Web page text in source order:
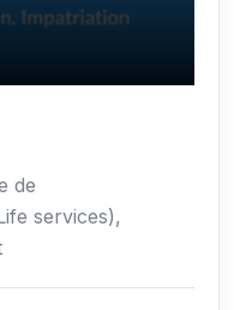
de
services),